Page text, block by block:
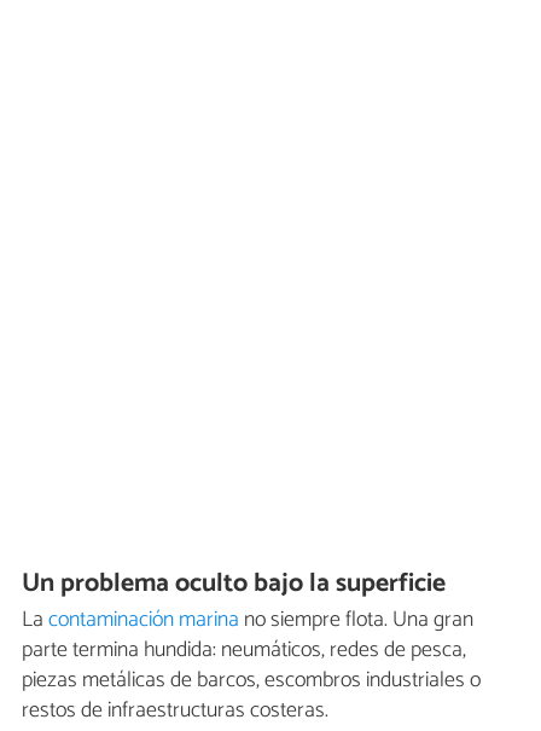
Un problema oculto bajo la superficie
Lacontaminación marina no siempre flota. Una gran
parte termina hundida: neumáticos, redes de pesca,
piezas metálicas de barcos, escombros industriales o
restos de infraestructuras costeras.